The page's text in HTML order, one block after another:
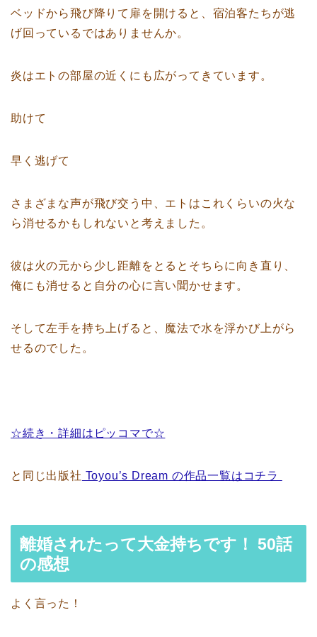
ベッドから飛び降りて扉を開けると、宿泊客たちが逃
げ回っているではありませんか。
炎はエトの部屋の近くにも広がってきています。
助けて
早く逃げて
さまざまな声が飛び交う中、エトはこれくらいの火な
ら消せるかもしれないと考えました。
彼は火の元から少し距離をとるとそちらに向き直り、
俺にも消せると自分の心に言い聞かせます。
そして左手を持ち上げると、魔法で水を浮かび上がら
せるのでした。
☆続き・詳細はピッコマで☆
と同じ出版社 Toyou’s Dream の作品一覧はコチラ
離婚されたって大金持ちです！ 50話
の感想
よく言った！